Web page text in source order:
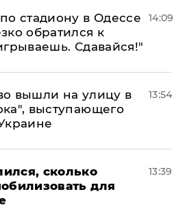
стадиону в Одессе
обратился к
Сдавайся!"
14:09
вышли на улицу в
выступающего
13:54
сколько
для
13:39